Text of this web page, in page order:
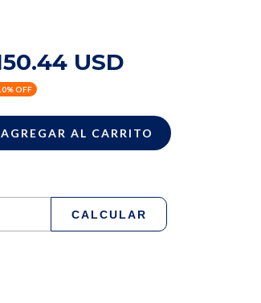
USD
% OFF
CALCULAR